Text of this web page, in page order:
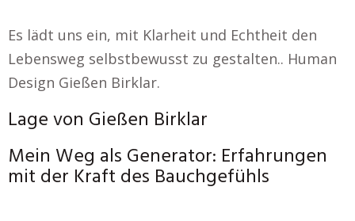
Es lädt uns ein, mit Klarheit und Echtheit den
Lebensweg selbstbewusst zu gestalten.. Human
Design Gießen Birklar.
Lage von Gießen Birklar
Mein Weg als Generator: Erfahrungen
mit der Kraft des Bauchgefühls